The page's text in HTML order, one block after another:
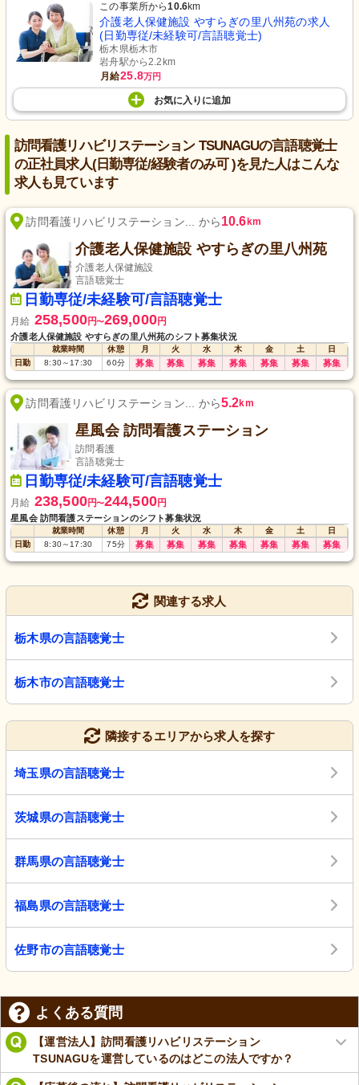
この事業所から10.6km
介護老人保健施設 やすらぎの里八州苑の求人
(日勤専従/未経験可/言語聴覚士)
栃木県栃木市
岩舟駅から2.2km
月給25.8万円
お気に入り に追加
訪問看護リハビリステーション TSUNAGUの言語聴覚士
の正社員求人(日勤専従/経験者のみ可 )を見た人はこんな
求人も見ています
訪問看護リハビリステーション... から10.6km
介護老人保健施設 やすらぎの里八州苑
介護老人保健施設
言語聴覚士
日勤専従/未経験可/言語聴覚士
月給 258,500円〜269,000円
介護老人保健施設 やすらぎの里八州苑のシフト募集状況
就業時間 休憩 月 火 水 木 金 土
日
日勤
8:30～17:30 60分 募集 募集 募集 募集 募集 募集 募集
訪問看護リハビリステーション... から5.2km
星風会 訪問看護ステーション
訪問看護
言語聴覚士
日勤専従/未経験可/言語聴覚士
月給 238,500円〜244,500円
星風会 訪問看護ステーションのシフト募集状況
就業時間 休憩 月 火 水 木 金 土
日
日勤
8:30～17:30 75分 募集 募集 募集 募集 募集 募集 募集
関連する求人
栃木県の言語聴覚士
栃木市の言語聴覚士
隣接するエリアから求人を探す
埼玉県の言語聴覚士
茨城県の言語聴覚士
群馬県の言語聴覚士
福島県の言語聴覚士
佐野市の言語聴覚士
よくある質問
【運営法人】訪問看護リハビリステーション
TSUNAGUを運営しているのはどこの法人ですか？